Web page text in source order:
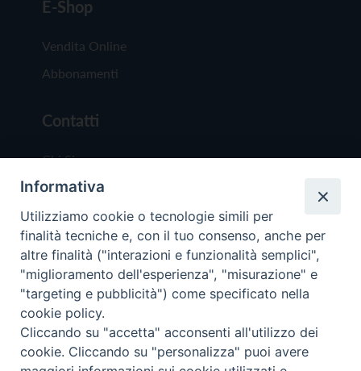
E-Shop
Vendita Online
Abbonamenti
Contatti
Chi Siamo
Redazione
Scrivici
Copyright © 2019 - Tutti i diritti riservati - Vita
Trentina Editrice
Informativa
Utilizziamo cookie o tecnologie simili per
finalità tecniche e, con il tuo consenso, anche per
altre finalità ("interazioni e funzionalità semplici",
"miglioramento dell'esperienza", "misurazione" e
"targeting e pubblicità") come specificato nella
cookie policy.
Cliccando su "accetta" acconsenti all'utilizzo dei
cookie. Cliccando su "personalizza" puoi avere